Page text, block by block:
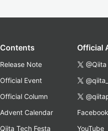
Contents
Release Note
Official Event
Official Column
Advent Calendar
Qiita Tech Festa
Official
@Qiita
Facebook
YouTube